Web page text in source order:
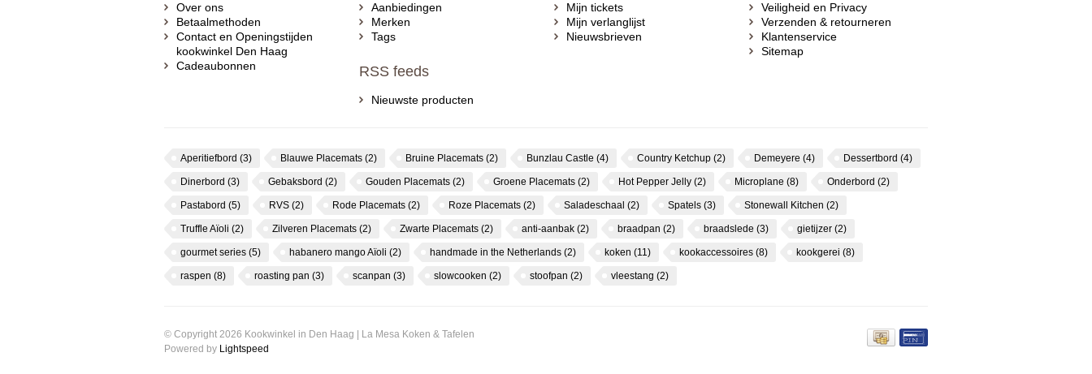
Over ons
Betaalmethoden
Contact en Openingstijden
kookwinkel Den Haag
Cadeaubonnen
Aanbiedingen
Merken
Tags
RSS feeds
Nieuwste producten
Mijn tickets
Mijn verlanglijst
Nieuwsbrieven
Veiligheid en Privacy
Verzenden & retourneren
Klantenservice
Sitemap
Aperitiefbord (3) Blauwe Placemats (2) Bruine Placemats (2) Bunzlau Castle (4) Country Ketchup (2) Demeyere (4) Dessertbord (4)
Dinerbord (3) Gebaksbord (2) Gouden Placemats (2) Groene Placemats (2) Hot Pepper Jelly (2) Microplane (8) Onderbord (2)
Pastabord (5) RVS (2) Rode Placemats (2) Roze Placemats (2) Saladeschaal (2) Spatels (3) Stonewall Kitchen (2)
Truffle Aïoli (2) Zilveren Placemats (2) Zwarte Placemats (2) anti-aanbak (2) braadpan (2) braadslede (3) gietijzer (2)
gourmet series (5) habanero mango Aïoli (2) handmade in the Netherlands (2) koken (11) kookaccessoires (8) kookgerei (8)
raspen (8) roasting pan (3) scanpan (3) slowcooken (2) stoofpan (2) vleestang (2)
© Copyright 2026 Kookwinkel in Den Haag | La Mesa Koken & Tafelen
Powered by Lightspeed